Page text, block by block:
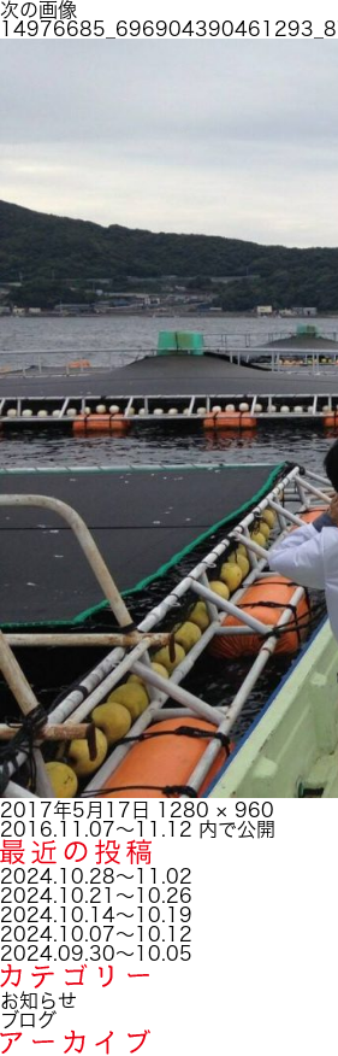
次の画像
投
稿
日:
2017年5月17日
フ
ル
イ
ズ
1280 × 960
投
稿
ナ
ビ
ゲ
ー
シ
ョ
ン
2016.11.07～11.12 内で公開
2024.10.28～11.02
2024.10.21～10.26
2024.10.14～10.19
2024.10.07～10.12
2024.09.30～10.05
お知らせ
ブログ